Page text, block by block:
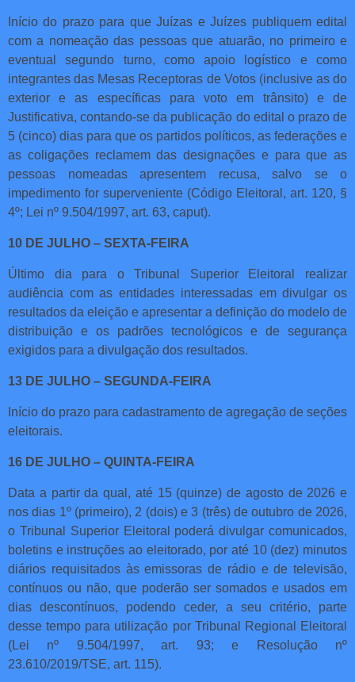
Início do prazo para que Juízas e Juízes publiquem edital
com a nomeação das pessoas que atuarão, no primeiro e
eventual segundo turno, como apoio logístico e como
integrantes das Mesas Receptoras de Votos (inclusive as do
exterior e as específicas para voto em trânsito) e de
Justificativa, contando-se da publicação do edital o prazo de
5 (cinco) dias para que os partidos políticos, as federações e
as coligações reclamem das designações e para que as
pessoas nomeadas apresentem recusa, salvo se o
impedimento for superveniente (Código Eleitoral, art. 120, §
4º; Lei nº 9.504/1997, art. 63, caput).
10 DE JULHO – SEXTA-FEIRA
Último dia para o Tribunal Superior Eleitoral realizar
audiência com as entidades interessadas em divulgar os
resultados da eleição e apresentar a definição do modelo de
distribuição e os padrões tecnológicos e de segurança
exigidos para a divulgação dos resultados.
13 DE JULHO – SEGUNDA-FEIRA
Início do prazo para cadastramento de agregação de seções
eleitorais.
16 DE JULHO – QUINTA-FEIRA
Data a partir da qual, até 15 (quinze) de agosto de 2026 e
nos dias 1º (primeiro), 2 (dois) e 3 (três) de outubro de 2026,
o Tribunal Superior Eleitoral poderá divulgar comunicados,
boletins e instruções ao eleitorado, por até 10 (dez) minutos
diários requisitados às emissoras de rádio e de televisão,
contínuos ou não, que poderão ser somados e usados em
dias descontínuos, podendo ceder, a seu critério, parte
desse tempo para utilização por Tribunal Regional Eleitoral
(Lei nº 9.504/1997, art. 93; e Resolução nº
23.610/2019/TSE, art. 115).